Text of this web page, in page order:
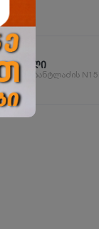
ჩანტლაძის N15